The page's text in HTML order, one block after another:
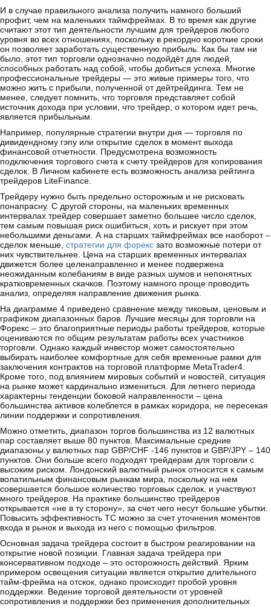
И в случае правильного анализа получить намного больший
профит, чем на маленьких таймфреймах. В то время как другие
считают этот тип деятельности лучшим для трейдеров любого
уровня во всех отношениях, поскольку в рекордно короткие сроки
он позволяет заработать существенную прибыль. Как бы там ни
было, этот тип торговли однозначно подойдёт для людей,
способных работать над собой, чтобы добиться успеха. Многие
профессиональные трейдеры — это живые примеры того, что
можно жить с прибыли, полученной от дейтрейдинга. Тем не
менее, следует помнить, что торговля представляет собой
источник дохода при условии, что трейдер, о котором идет речь,
является прибыльным.
Например, популярные стратегии внутри дня — торговля по
дивидендному гэпу или открытие сделок в момент выхода
финансовой отчетности. Предусмотрена возможность
подключения торгового счета к счету трейдеров для копирования
сделок. В Личном кабинете есть возможность анализа рейтинга
трейдеров LiteFinance.
Трейдеру нужно быть предельно осторожным и не рисковать
понапрасну. С другой стороны, на маленьких временных
интервалах трейдер совершает заметно большее число сделок,
тем самым повышая риск ошибиться, хоть и рискует при этом
небольшими деньгами. А на старших таймфреймах все наоборот –
сделок меньше, стратегии для форекс зато возможные потери от
них чувствительнее. Цена на старших временных интервалах
движется более целенаправленно и менее подвержена
неожиданным колебаниям в виде разных шумов и непонятных
кратковременных скачков. Поэтому намного проще проводить
анализ, определяя направление движения рынка.
На диаграмме 4 приведено сравнение между тиковым, ценовым и
графиком диапазонных баров. Лучшие месяцы для торговли на
Форекс – это благоприятные периоды работы трейдеров, которые
оцениваются по общим результатам работы всех участников
торговли. Однако каждый инвестор может самостоятельно
выбирать наиболее комфортные для себя временные рамки для
заключения контрактов на торговой платформе MetaTrader4.
Кроме того, под влиянием мировых событий и новостей, ситуация
на рынке может кардинально измениться. Для летнего периода
характерны тенденции боковой направленности – цена
большинства активов колеблется в рамках коридора, не пересекая
линии поддержки и сопротивления.
Можно отметить, диапазон торгов большинства из 12 валютных
пар составляет выше 80 пунктов. Максимальные средние
диапазоны у валютных пар GBP/CHF -146 пунктов и GBP/JPY – 140
пунктов. Они больше всего подходят трейдерам для торговли с
высоким риском. Лондонский валютный рынок относится к самым
волатильным финансовым рынкам мира, поскольку на нем
совершается большое количество торговых сделок, и участвуют
много трейдеров. На практике большинство трейдеров
открывается «не в ту сторону», за счет чего несут большие убытки.
Повысить эффективность ТС можно за счет уточнения моментов
входа в рынок и выхода из него с помощью фильтров.
Основная задача трейдера состоит в быстром реагировании на
открытие новой позиции. Главная задача трейдера при
консервативном подходе – это осторожность действий. Ярким
примером освещения ситуации является открытие длительного
тайм-фрейма на отскок, однако происходит пробой уровня
поддержки. Ведение торговой деятельности от уровней
сопротивления и поддержки без применения дополнительных